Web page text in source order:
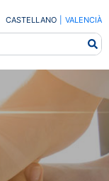
CASTELLANO VALENCIÀ